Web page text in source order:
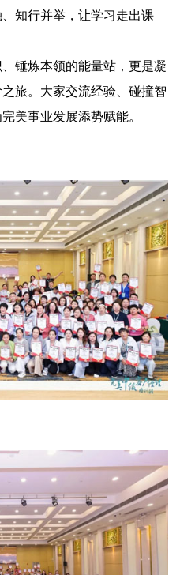
知行并举，让学习走出课
炼本领的能量站，更是凝
旅。大家交流经验、碰撞智
美事业发展添势赋能。